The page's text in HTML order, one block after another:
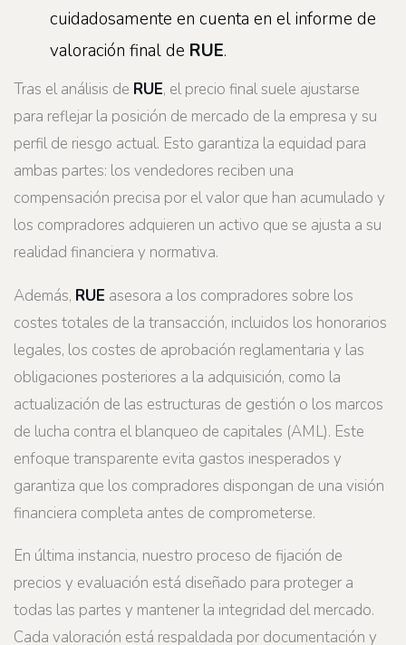
cuidadosamente en cuenta en el informe de
valoración final de RUE.
Tras el análisis de RUE, el precio final suele ajustarse
para reflejar la posición de mercado de la empresa y su
perfil de riesgo actual. Esto garantiza la equidad para
ambas partes: los vendedores reciben una
compensación precisa por el valor que han acumulado y
los compradores adquieren un activo que se ajusta a su
realidad financiera y normativa.
Además, RUE asesora a los compradores sobre los
costes totales de la transacción, incluidos los honorarios
legales, los costes de aprobación reglamentaria y las
obligaciones posteriores a la adquisición, como la
actualización de las estructuras de gestión o los marcos
de lucha contra el blanqueo de capitales (AML). Este
enfoque transparente evita gastos inesperados y
garantiza que los compradores dispongan de una visión
financiera completa antes de comprometerse.
En última instancia, nuestro proceso de fijación de
precios y evaluación está diseñado para proteger a
todas las partes y mantener la integridad del mercado.
Cada valoración está respaldada por documentación y